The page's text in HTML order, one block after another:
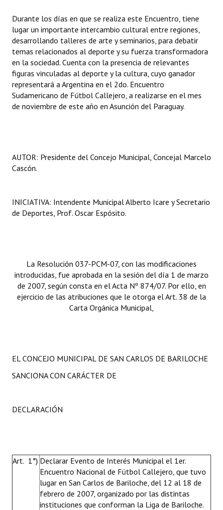
Antiguos Pobladores - Registro
Reconocimientos - Registro
Bariloche, Municipio intercultural
Entrega de distinciones
Durante los días en que se realiza este Encuentro, tiene
lugar un importante intercambio cultural entre regiones,
desarrollando talleres de arte y seminarios, para debatir
temas relacionados al deporte y su fuerza transformadora
en la sociedad. Cuenta con la presencia de relevantes
figuras vinculadas al deporte y la cultura, cuyo ganador
representará a Argentina en el 2do. Encuentro
Sudamericano de Fútbol Callejero, a realizarse en el mes
de noviembre de este año en Asunción del Paraguay.
AUTOR: Presidente del Concejo Municipal, Concejal Marcelo
Cascón.
INICIATIVA: Intendente Municipal Alberto Icare y Secretario
de Deportes, Prof. Oscar Espósito.
La Resolución 037-PCM-07, con las modificaciones
introducidas, fue aprobada en la sesión del día 1 de marzo
de 2007, según consta en el Acta Nº 874/07. Por ello, en
ejercicio de las atribuciones que le otorga el Art. 38 de la
Carta Orgánica Municipal,
EL CONCEJO MUNICIPAL DE SAN CARLOS DE BARILOCHE
SANCIONA CON CARÁCTER DE
DECLARACIÓN
Art. 1°) Declarar Evento de Interés Municipal el 1er.
Encuentro Nacional de Fútbol Callejero, que tuvo
lugar en San Carlos de Bariloche, del 12 al 18 de
febrero de 2007, organizado por las distintas
instituciones que conforman la Liga de Bariloche.